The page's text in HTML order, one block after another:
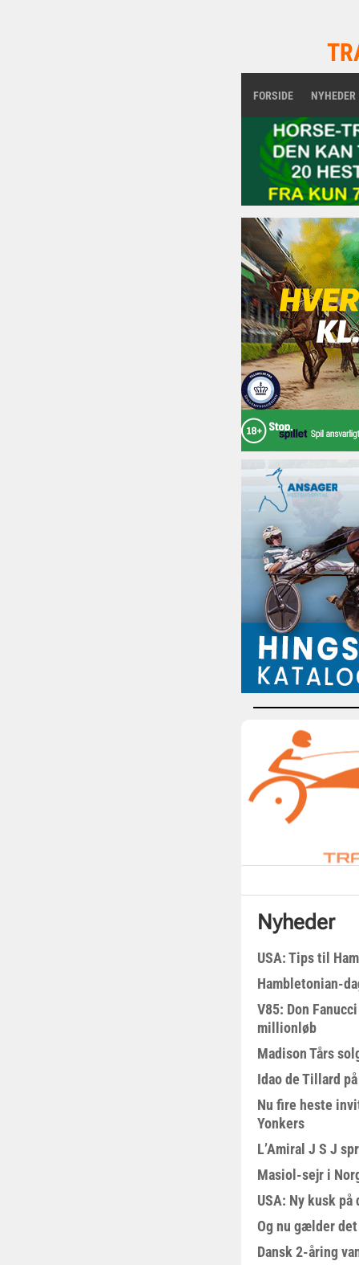
FORSIDE NYHEDER
Nyheder
USA: Tips til
Hambletonian-
V85: Don
millionløb
Madison Tårs
Idao de Tillard
Nu fire heste
Yonkers
L’Amiral J S J
Masiol-sejr i
USA: Ny kusk på
Og nu gælder
Dansk 2-åring